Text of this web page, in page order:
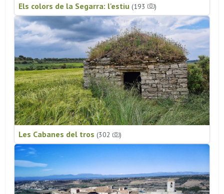
Els colors de la Segarra: l'estiu (193 )
Les Cabanes del tros (302 )